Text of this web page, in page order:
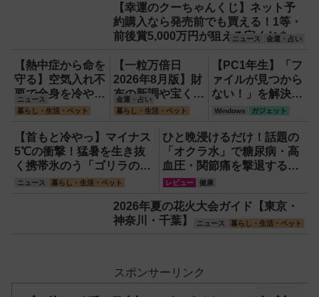
【幸運のクーちゃんくじ】ネット予
約購入なら発売前でも買える！1等・
前後賞5,000万円が狙える宝くじを解
説
ニュース 金運・占い
【熱中症から命を
守る】空気入れ不
要で全身を冷やす
『ワンタッチアイ
スバス』。子ども
たちのスポーツ現
場に1台置くべき
理由
ニュース
暮らし・生活・ペット
【一粒万倍日
2026年8月版】財
布の新調や宝くじ
の日記念・レイン
ボーくじ・新涼の
100円くじ購入に
最適な開運日は？
金運・占い
暮らし・生活・ペット
【PC1年生】「フ
ァイルが見つから
ない！」を解決す
る方法
【OneDrive対
応・2026年最新
版】
Windows ガジェット
【首もと冷やっ】マイナス
5℃の衝撃！猛暑を生き抜
く携帯氷のう「ゴリラの冷
棒」
ニュース 暮らし・生活・ペット
ひと晩浸けるだけ！話題の
「オクラ水」で糖尿病・高
血圧・関節痛を撃退する簡
単習慣【2026年最新版】
レビュー 健康
2026年夏の花火大会ガイド【東京・
神奈川・千葉】
ニュース 暮らし・生活・ペット
スポンサーリンク